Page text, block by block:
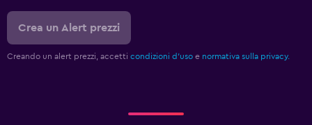
Crea un Alert prezzi
Creando un alert prezzi, accetti condizioni d'uso e normativa sulla privacy.